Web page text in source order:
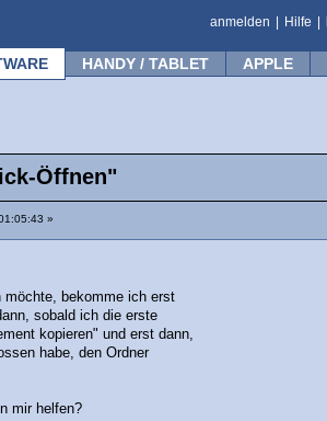
anmelden Hilfe
HANDY / TABLET APPLE
Öffnen"
»
bekomme ich erst
sobald ich die erste
kopieren" und erst dann,
habe, den Ordner
mir helfen?